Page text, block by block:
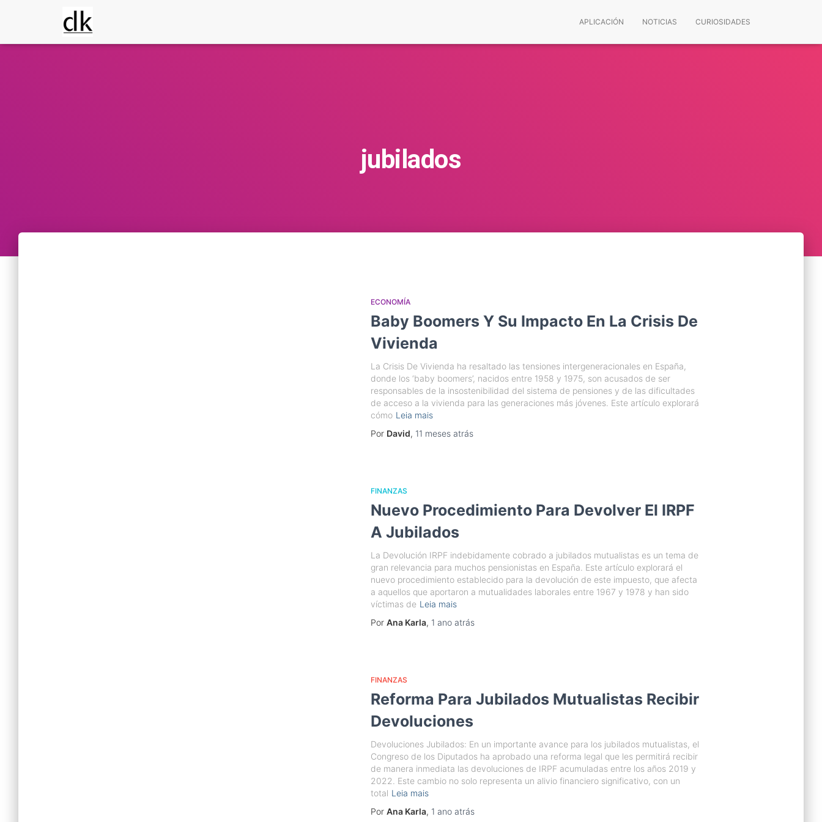
APLICACIÓN NOTICIAS CURIOSIDADES
jubilados
ECONOMÍA
Baby Boomers Y Su Impacto En La Crisis De
Vivienda
La Crisis De Vivienda ha resaltado las tensiones intergeneracionales en España,
donde los ‘baby boomers’, nacidos entre 1958 y 1975, son acusados de ser
responsables de la insostenibilidad del sistema de pensiones y de las dificultades
de acceso a la vivienda para las generaciones más jóvenes. Este artículo explorará
cómo Leia mais
Por David, 11 mesesatrás
FINANZAS
Nuevo Procedimiento Para Devolver El IRPF
A Jubilados
La Devolución IRPF indebidamente cobrado a jubilados mutualistas es un tema de
gran relevancia para muchos pensionistas en España. Este artículo explorará el
nuevo procedimiento establecido para la devolución de este impuesto, que afecta
a aquellos que aportaron a mutualidades laborales entre 1967 y 1978 y han sido
víctimas de Leia mais
Por Ana Karla, 1 anoatrás
FINANZAS
Reforma Para Jubilados Mutualistas Recibir
Devoluciones
Devoluciones Jubilados: En un importante avance para los jubilados mutualistas, el
Congreso de los Diputados ha aprobado una reforma legal que les permitirá recibir
de manera inmediata las devoluciones de IRPF acumuladas entre los años 2019 y
2022. Este cambio no solo representa un alivio financiero significativo, con un
total Leia mais
Por Ana Karla, 1 anoatrás